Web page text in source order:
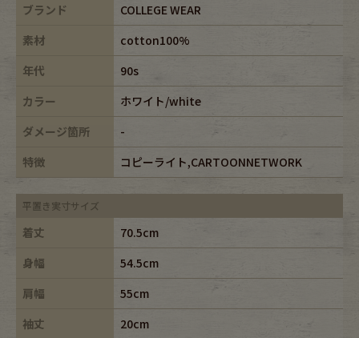
ブランド
COLLEGE WEAR
素材
cotton100%
年代
90s
カラー
ホワイト/white
ダメージ箇所
-
特徴
コピーライト,CARTOONNETWORK
平置き実寸サイズ
着丈
70.5cm
身幅
54.5cm
肩幅
55cm
袖丈
20cm